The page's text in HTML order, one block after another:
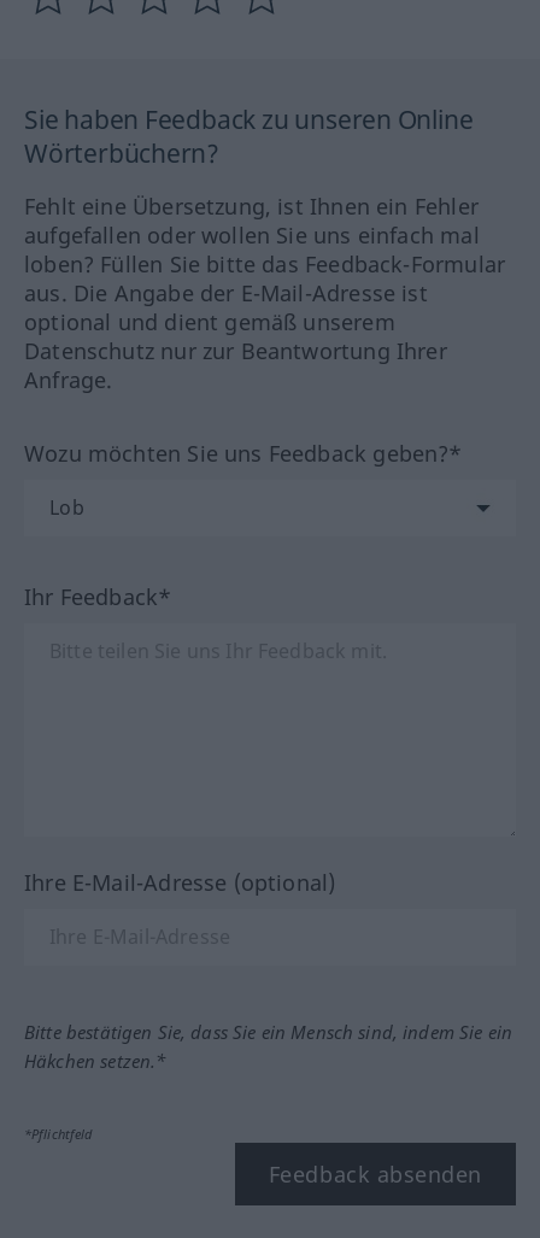
Sie haben Feedback zu unseren Online
Wörterbüchern?
Fehlt eine Übersetzung, ist Ihnen ein Fehler
aufgefallen oder wollen Sie uns einfach mal
loben? Füllen Sie bitte das Feedback-Formular
aus. Die Angabe der E-Mail-Adresse ist
optional und dient gemäß unserem
Datenschutz nur zur Beantwortung Ihrer
Anfrage.
Wozu möchten Sie uns Feedback geben?*
Ihr Feedback*
Ihre E-Mail-Adresse (optional)
Bitte bestätigen Sie, dass Sie ein Mensch sind, indem Sie ein
Häkchen setzen.*
*Pflichtfeld
Feedback absenden